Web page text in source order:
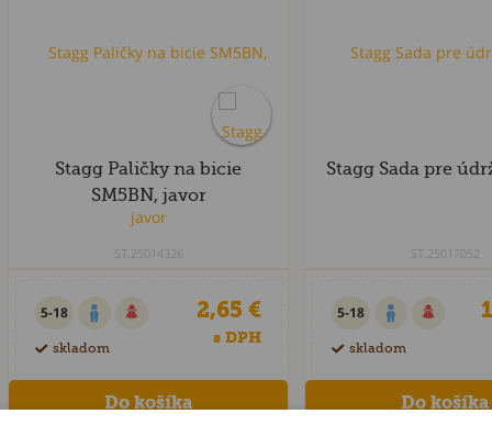
Stagg Paličky na bicie
SM5BN, javor
ST.25014326
5-18
skladom
2,65 €
s DPH
Stagg Sada pre
ST.25017052
5-18
skladom